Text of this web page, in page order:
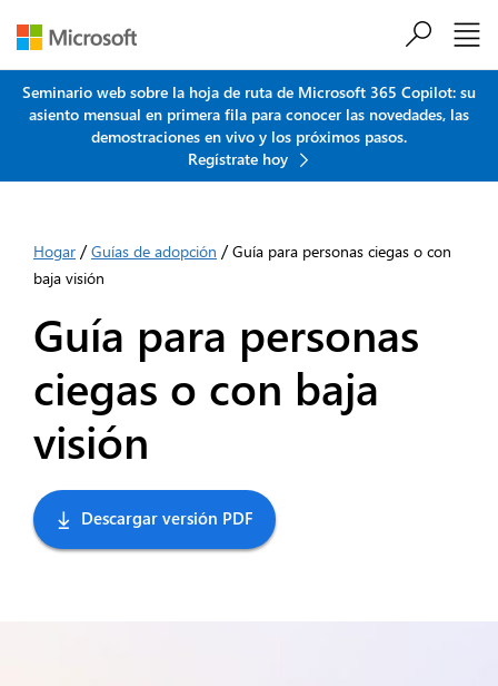
Seminario web sobre la hoja de ruta de Microsoft 365 Copilot: su
asiento mensual en primera fila para conocer las novedades, las
demostraciones en vivo y los próximos pasos.
Regístrate hoy
Hogar /Guías de adopción /Guía para personas ciegas o con
baja visión
Guía para personas
ciegas o con baja
visión
Descargar versión PDF